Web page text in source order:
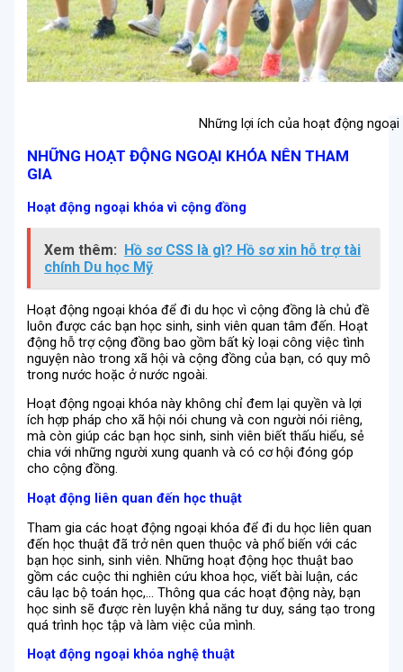
Những lợi ích của hoạt động ngoại
NHỮNG HOẠT ĐỘNG NGOẠI KHÓA NÊN THAM
GIA
Hoạt động ngoại khóa vì cộng đồng
Xem thêm: Hồ sơ CSS là gì? Hồ sơ xin hỗ trợ tài
chính Du học Mỹ
Hoạt động ngoại khóa để đi du học vì cộng đồng là chủ đề
luôn được các bạn học sinh, sinh viên quan tâm đến. Hoạt
động hỗ trợ cộng đồng bao gồm bất kỳ loại công việc tình
nguyện nào trong xã hội và cộng đồng của bạn, có quy mô
trong nước hoặc ở nước ngoài.
Hoạt động ngoại khóa này không chỉ đem lại quyền và lợi
ích hợp pháp cho xã hội nói chung và con người nói riêng,
mà còn giúp các bạn học sinh, sinh viên biết thấu hiểu, sẻ
chia với những người xung quanh và có cơ hội đóng góp
cho cộng đồng.
Hoạt động liên quan đến học thuật
Tham gia các hoạt động ngoại khóa để đi du học liên quan
đến học thuật đã trở nên quen thuộc và phổ biến với các
bạn học sinh, sinh viên. Những hoạt động học thuật bao
gồm các cuộc thi nghiên cứu khoa học, viết bài luận, các
câu lạc bộ toán học,… Thông qua các hoạt động này, bạn
học sinh sẽ được rèn luyện khả năng tư duy, sáng tạo trong
quá trình học tập và làm việc của mình.
Hoạt động ngoại khóa nghệ thuật